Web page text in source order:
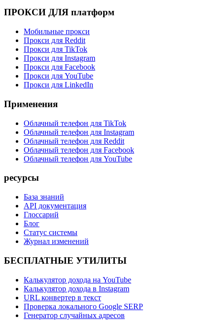
ПРОКСИ ДЛЯ платформ
Мобильные прокси
Прокси для Reddit
Прокси для TikTok
Прокси для Instagram
Прокси для Facebook
Прокси для YouTube
Прокси для LinkedIn
Применения
Облачный телефон для TikTok
Облачный телефон для Instagram
Облачный телефон для Reddit
Облачный телефон для Facebook
Облачный телефон для YouTube
ресурсы
База знаний
API документация
Глоссарий
Блог
Статус системы
Журнал изменений
БЕСПЛАТНЫЕ УТИЛИТЫ
Калькулятор дохода на YouTube
Калькулятор дохода в Instagram
URL конвертер в текст
Проверка локального Google SERP
Генератор случайных адресов